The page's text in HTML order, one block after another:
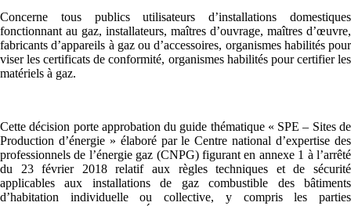
Concerne tous publics utilisateurs d’installations domestiques
fonctionnant au gaz, installateurs, maîtres d’ouvrage, maîtres d’œuvre,
fabricants d’appareils à gaz ou d’accessoires, organismes habilités pour
viser les certificats de conformité, organismes habilités pour certifier les
matériels à gaz.
Cette décision porte approbation du guide thématique « SPE – Sites de
Production d’énergie » élaboré par le Centre national d’expertise des
professionnels de l’énergie gaz (CNPG) figurant en annexe 1 à l’arrêté
du 23 février 2018 relatif aux règles techniques et de sécurité
applicables aux installations de gaz combustible des bâtiments
d’habitation individuelle ou collective, y compris les parties